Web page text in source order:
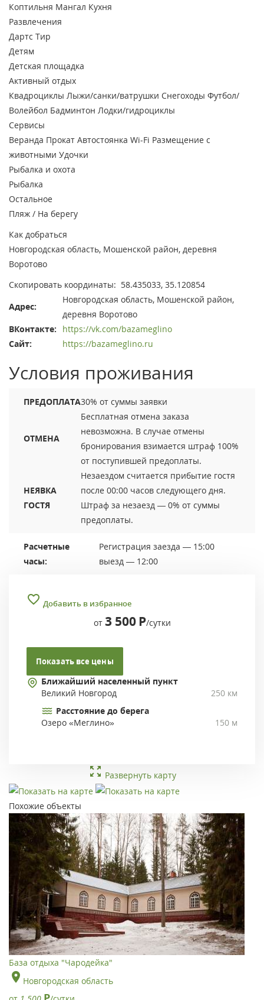
Коптильня Мангал Кухня
Развлечения
Дартс Тир
Детям
Детская площадка
Активный отдых
Квадроциклы Лыжи/санки/ватрушки Снегоходы Футбол/
Волейбол Бадминтон Лодки/гидроциклы
Сервисы
Веранда Прокат Автостоянка Wi-Fi Размещение с
животными Удочки
Рыбалка и охота
Рыбалка
Остальное
Пляж / На берегу
Как добраться
Новгородская область, Мошенской район, деревня
Воротово
Скопировать координаты: 58.435033, 35.120854
Адрес:
Новгородская область, Мошенской район,
деревня Воротово
ВКонтакте:
https://vk.com/bazameglino
Сайт:
https://bazameglino.ru
Условия проживания
ПРЕДОПЛАТА30% от суммы заявки
ОТМЕНА
Бесплатная отмена заказа
невозможна. В случае отмены
бронирования взимается штраф 100%
от поступившей предоплаты.
НЕЯВКА
ГОСТЯ
Незаездом считается прибытие гостя
после 00:00 часов следующего дня.
Штраф за незаезд — 0% от суммы
предоплаты.
Расчетные
часы:
Регистрация заезда — 15:00
выезд — 12:00
Добавить в избранное
от 3 500 Р/сутки
Показать все цены
Ближайший населенный пункт
Великий Новгород
250 км
Расстояние до берега
Озеро «Меглино»
150 м
Развернуть карту
Похожие объекты
База отдыха "Чародейка"
Новгородская область